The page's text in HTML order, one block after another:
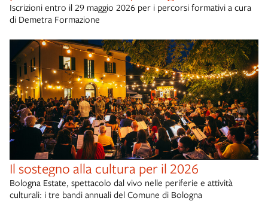
Iscrizioni entro il 29 maggio 2026 per i percorsi formativi a cura
di Demetra Formazione
Il sostegno alla cultura per il 2026
Bologna Estate, spettacolo dal vivo nelle periferie e attività
culturali: i tre bandi annuali del Comune di Bologna